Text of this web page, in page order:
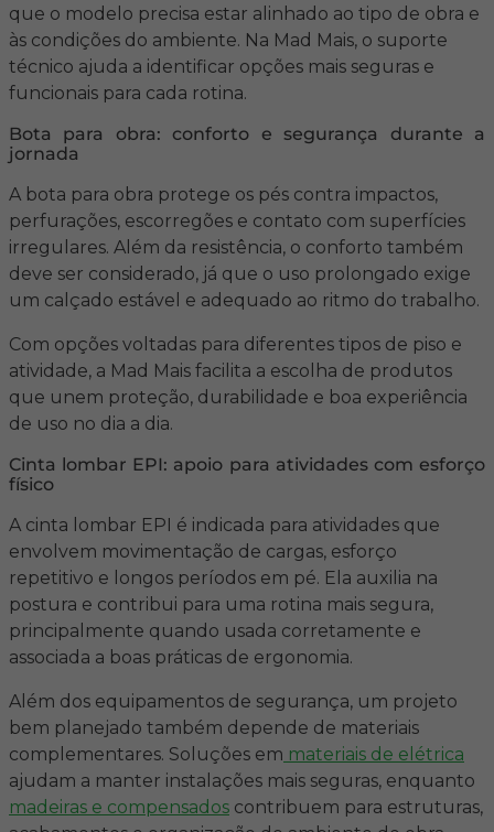
que o modelo precisa estar alinhado ao tipo de obra e
às condições do ambiente. Na Mad Mais, o suporte
técnico ajuda a identificar opções mais seguras e
funcionais para cada rotina.
Bota para obra: conforto e segurança durante a
jornada
A bota para obra protege os pés contra impactos,
perfurações, escorregões e contato com superfícies
irregulares. Além da resistência, o conforto também
deve ser considerado, já que o uso prolongado exige
um calçado estável e adequado ao ritmo do trabalho.
Com opções voltadas para diferentes tipos de piso e
atividade, a Mad Mais facilita a escolha de produtos
que unem proteção, durabilidade e boa experiência
de uso no dia a dia.
Cinta lombar EPI: apoio para atividades com esforço
físico
A cinta lombar EPI é indicada para atividades que
envolvem movimentação de cargas, esforço
repetitivo e longos períodos em pé. Ela auxilia na
postura e contribui para uma rotina mais segura,
principalmente quando usada corretamente e
associada a boas práticas de ergonomia.
Além dos equipamentos de segurança, um projeto
bem planejado também depende de materiais
complementares. Soluções em materiais de elétrica
ajudam a manter instalações mais seguras, enquanto
madeiras e compensados contribuem para estruturas,